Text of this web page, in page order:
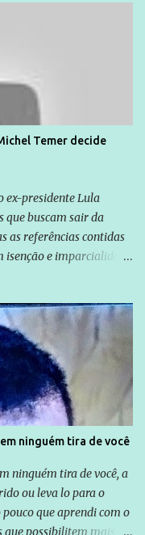
de risco ou têm seus
cobra do Brasil
Temer decide
ex-presidente Lula
que buscam sair da
as referências contidas
isenção e imparcialidade
na delação de
promover o Brasil no
empresas ou
Zanin Martins
ninguém tira de você
ninguém tira de você, a
ou leva lo para o
que aprendi com o
possibilitem mais e